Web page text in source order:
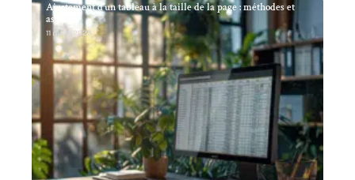
Ajustement d’un tableau à la taille de la page : méthodes et
astuces
11 mars 2026